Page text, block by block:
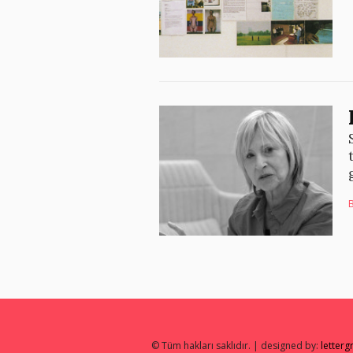
© Tüm hakları saklıdır. | designed by: